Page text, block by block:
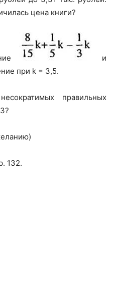
цена книги?
и
при k = 3,5.
правильных
132.